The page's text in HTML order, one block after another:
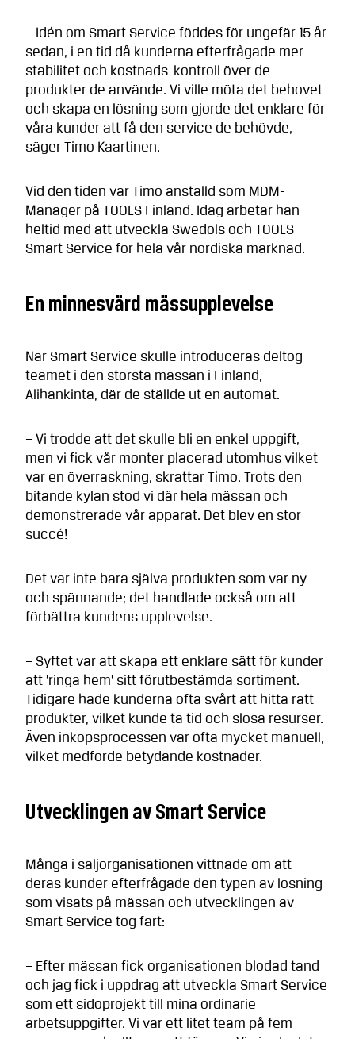
– Idén om Smart Service föddes för ungefär 15 år
sedan, i en tid då kunderna efterfrågade mer
stabilitet och kostnads-kontroll över de
produkter de använde. Vi ville möta det behovet
och skapa en lösning som gjorde det enklare för
våra kunder att få den service de behövde,
säger Timo Kaartinen.
Vid den tiden var Timo anställd som MDM-
Manager på TOOLS Finland. Idag arbetar han
heltid med att utveckla Swedols och TOOLS
Smart Service för hela vår nordiska marknad.
En minnesvärd mässupplevelse
När Smart Service skulle introduceras deltog
teamet i den största mässan i Finland,
Alihankinta, där de ställde ut en automat.
– Vi trodde att det skulle bli en enkel uppgift,
men vi fick vår monter placerad utomhus vilket
var en överraskning, skrattar Timo. Trots den
bitande kylan stod vi där hela mässan och
demonstrerade vår apparat. Det blev en stor
succé!
Det var inte bara själva produkten som var ny
och spännande; det handlade också om att
förbättra kundens upplevelse.
– Syftet var att skapa ett enklare sätt för kunder
att ’ringa hem’ sitt förutbestämda sortiment.
Tidigare hade kunderna ofta svårt att hitta rätt
produkter, vilket kunde ta tid och slösa resurser.
Även inköpsprocessen var ofta mycket manuell,
vilket medförde betydande kostnader.
Utvecklingen av Smart Service
Många i säljorganisationen vittnade om att
deras kunder efterfrågade den typen av lösning
som visats på mässan och utvecklingen av
Smart Service tog fart:
– Efter mässan fick organisationen blodad tand
och jag fick i uppdrag att utveckla Smart Service
som ett sidoprojekt till mina ordinarie
arbetsuppgifter. Vi var ett litet team på fem